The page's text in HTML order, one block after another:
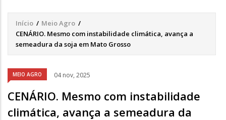
entregadores
Trilha
de
Início / Meio Agro /
CENÁRIO. Mesmo com instabilidade climática, avança a
semeadura da soja em Mato Grosso
MEIO AGRO 04 nov, 2025
CENÁRIO. Mesmo com instabilidade
climática, avança a semeadura da
Áudio